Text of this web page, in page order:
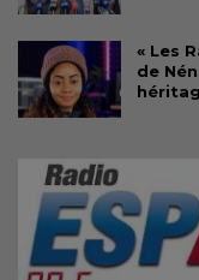
« Les
de